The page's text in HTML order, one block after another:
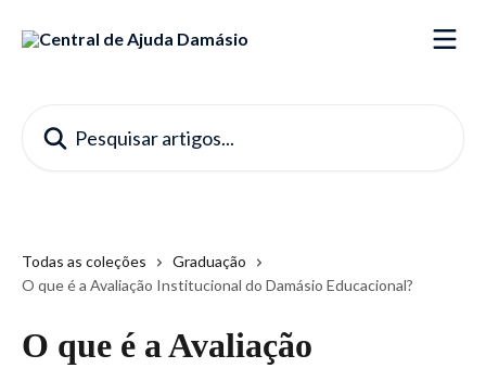
Todas as coleções
Graduação
O que é a Avaliação Institucional do Damásio Educacional?
O que é a Avaliação